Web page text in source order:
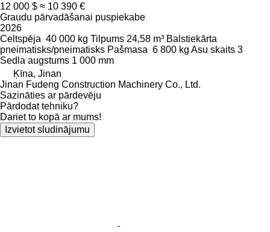
12 000 $ ≈ 10 390 €
Graudu pārvadāšanai puspiekabe
2026
Celtspēja 40 000 kg Tilpums 24,58 m³ Balstiekārta
pneimatisks/pneimatisks Pašmasa 6 800 kg Asu skaits 3
Sedla augstums 1 000 mm
Ķīna, Jinan
Jinan Fudeng Construction Machinery Co., Ltd.
Sazināties ar pārdevēju
Pārdodat tehniku?
Dariet to kopā ar mums!
Izvietot sludinājumu